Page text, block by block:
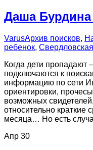
Даша
VarusАрхив поисков,
ребенок,
Когда дети пропадают
подключаются к
информацию по сети
ориентировки,
возможных
относительно краткие
месяца… Но есть
Апр 30